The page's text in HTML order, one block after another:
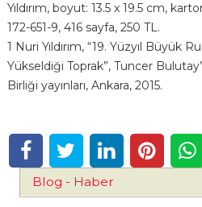
Yıldırım, boyut: 13.5 x 19.5 cm,
172-651-9, 416 sayfa, 250 TL.
1 Nuri Yıldırım, “19. Yüzyıl Büyük
Yükseldiği Toprak”, Tuncer
Birliği yayınları, Ankara, 2015.
Blog - Haber